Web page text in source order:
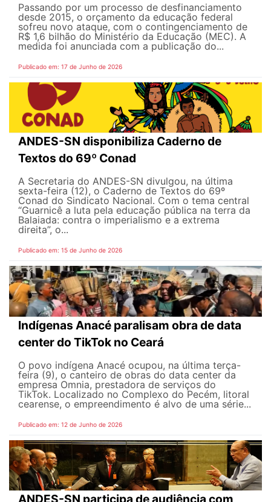
Passando por um processo de desfinanciamento
desde 2015, o orçamento da educação federal
sofreu novo ataque, com o contingenciamento de
R$ 1,6 bilhão do Ministério da Educação (MEC). A
medida foi anunciada com a publicação do...
Publicado em: 17 de Junho de 2026
ANDES-SN disponibiliza Caderno de
Textos do 69º Conad
A Secretaria do ANDES-SN divulgou, na última
sexta-feira (12), o Caderno de Textos do 69º
Conad do Sindicato Nacional. Com o tema central
“Guarnicê a luta pela educação pública na terra da
Balaiada: contra o imperialismo e a extrema
direita”, o...
Publicado em: 15 de Junho de 2026
Indígenas Anacé paralisam obra de data
center do TikTok no Ceará
O povo indígena Anacé ocupou, na última terça-
feira (9), o canteiro de obras do data center da
empresa Omnia, prestadora de serviços do
TikTok. Localizado no Complexo do Pecém, litoral
cearense, o empreendimento é alvo de uma série...
Publicado em: 12 de Junho de 2026